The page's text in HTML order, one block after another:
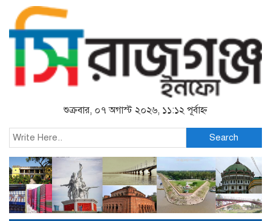
শুক্রবার, ০৭ অগাস্ট ২০২৬, ১১:১২ পূর্বাহ্ন
Search